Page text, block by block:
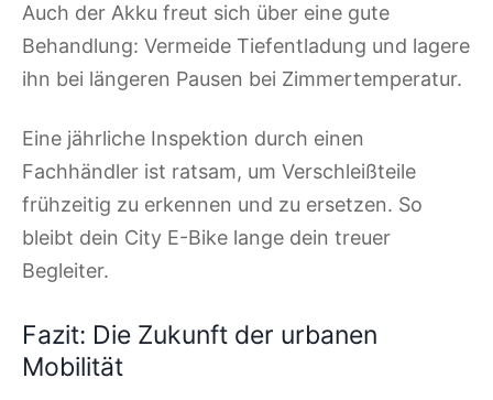
Auch der Akku freut sich über eine gute
Behandlung: Vermeide Tiefentladung und lagere
ihn bei längeren Pausen bei Zimmertemperatur.
Eine jährliche Inspektion durch einen
Fachhändler ist ratsam, um Verschleißteile
frühzeitig zu erkennen und zu ersetzen. So
bleibt dein City E-Bike lange dein treuer
Begleiter.
Fazit: Die Zukunft der urbanen
Mobilität